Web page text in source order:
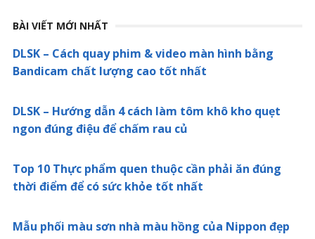
BÀI VIẾT MỚI NHẤT
DLSK – Cách quay phim & video màn hình bằng
Bandicam chất lượng cao tốt nhất
DLSK – Hướng dẫn 4 cách làm tôm khô kho quẹt
ngon đúng điệu để chấm rau củ
Top 10 Thực phẩm quen thuộc cần phải ăn đúng
thời điểm để có sức khỏe tốt nhất
Mẫu phối màu sơn nhà màu hồng của Nippon đẹp